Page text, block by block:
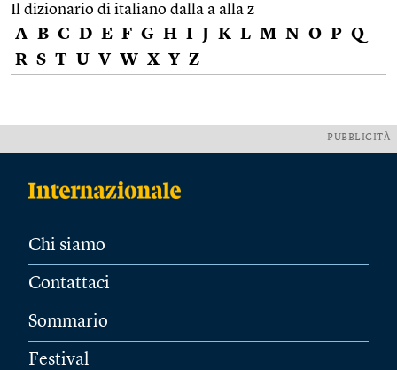
Il dizionario di italiano dalla a alla z
A B C D E F G H I J K L M N O P Q
R S T U V W X Y Z
PUBBLICITÀ
Chi siamo
Contattaci
Sommario
Festival